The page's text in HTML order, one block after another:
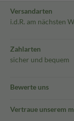
Versandarten
i.d.R. am nächsten
Zahlarten
sicher und bequem
Bewerte uns
Vertraue unserem